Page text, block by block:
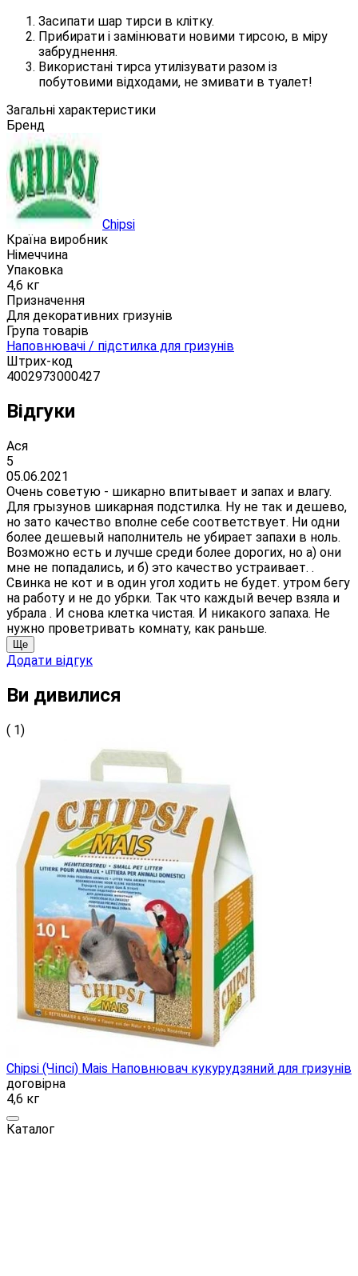
Засипати шар тирси в клітку.
Прибирати і замінювати новими тирсою, в міру
забруднення.
Використані тирса утилізувати разом із
побутовими відходами, не змивати в туалет!
Загальні характеристики
Бренд
Chipsi
Країна виробник
Німеччина
Упаковка
4,6 кг
Призначення
Для декоративних гризунів
Група товарів
Наповнювачі / підстилка для гризунів
Штрих-код
4002973000427
Відгуки
Ася
5
05.06.2021
Очень советую - шикарно впитывает и запах и влагу.
Для грызунов шикарная подстилка. Ну не так и дешево,
но зато качество вполне себе соответствует. Ни одни
более дешевый наполнитель не убирает запахи в ноль.
Возможно есть и лучше среди более дорогих, но а) они
мне не попадались, и б) это качество устраивает. .
Свинка не кот и в один угол ходить не будет. утром бегу
на работу и не до убрки. Так что каждый вечер взяла и
убрала . И снова клетка чистая. И никакого запаха. Не
нужно проветривать комнату, как раньше.
Ще
Додати відгук
Ви дивилися
( 1)
Chipsi (Чіпсі) Mais Наповнювач кукурудзяний для гризунів
договірна
4,6 кг
Каталог